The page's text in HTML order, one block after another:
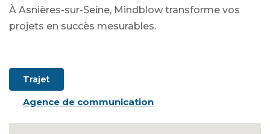
À Asnières-sur-Seine, Mindblow transforme vos
projets en succès mesurables.
Trajet
Agence de communication